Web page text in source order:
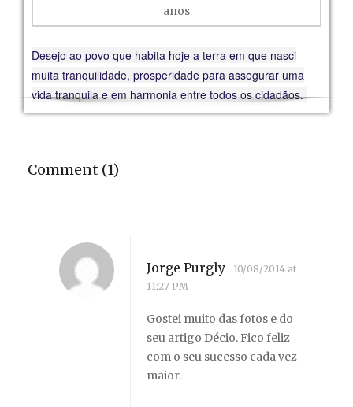
anos
Desejo ao povo que habita hoje a terra em que nasci
muita tranquilidade, prosperidade para assegurar uma
vida tranquila e em harmonia entre todos os cidadãos.
Comment (1)
Jorge Purgly
10/08/2014 at
11:27 PM
Gostei muito das fotos e do
seu artigo Décio. Fico feliz
com o seu sucesso cada vez
maior.